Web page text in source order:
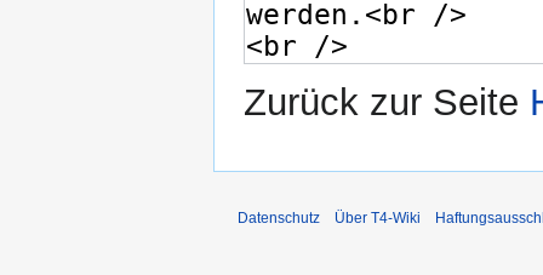
Zurück zur Seite
Datenschutz Über T4-Wiki